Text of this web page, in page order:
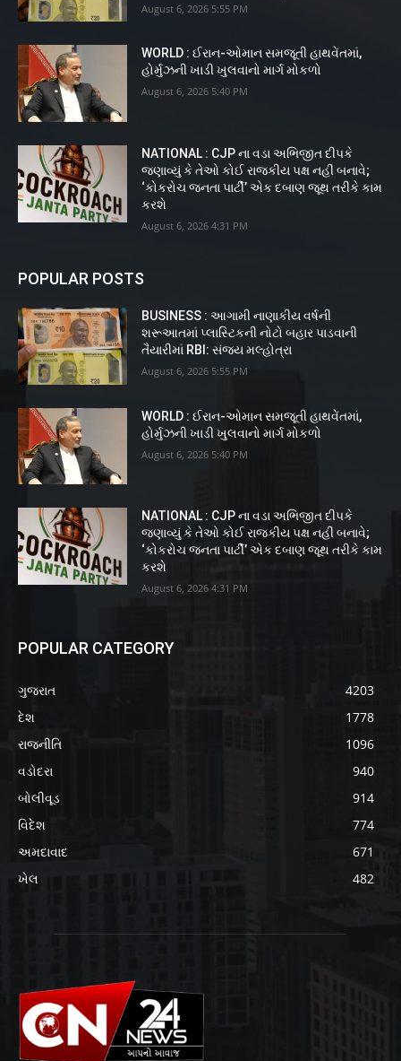
August 6, 2026 5:55 PM
WORLD : ઈરાન-ઓમાન સમજૂતી હાથવેંતમાં,
હોર્મુઝની ખાડી ખુલવાનો માર્ગ મોકળો
August 6, 2026 5:40 PM
NATIONAL : CJP ના વડા અભિજીત દીપકે
જણાવ્યું કે તેઓ કોઈ રાજકીય પક્ષ નહીં બનાવે;
‘કોકરોચ જનતા પાર્ટી’ એક દબાણ જૂથ તરીકે કામ
કરશે
August 6, 2026 4:31 PM
POPULAR POSTS
BUSINESS : આગામી નાણાકીય વર્ષની
શરૂઆતમાં પ્લાસ્ટિકની નોટો બહાર પાડવાની
તૈયારીમાં RBI: સંજય મલ્હોત્રા
August 6, 2026 5:55 PM
WORLD : ઈરાન-ઓમાન સમજૂતી હાથવેંતમાં,
હોર્મુઝની ખાડી ખુલવાનો માર્ગ મોકળો
August 6, 2026 5:40 PM
NATIONAL : CJP ના વડા અભિજીત દીપકે
જણાવ્યું કે તેઓ કોઈ રાજકીય પક્ષ નહીં બનાવે;
‘કોકરોચ જનતા પાર્ટી’ એક દબાણ જૂથ તરીકે કામ
કરશે
August 6, 2026 4:31 PM
POPULAR CATEGORY
ગુજરાત
4203
દેશ
1778
રાજનીતિ
1096
વડોદરા
940
બોલીવૂડ
914
વિદેશ
774
અમદાવાદ
671
ખેલ
482